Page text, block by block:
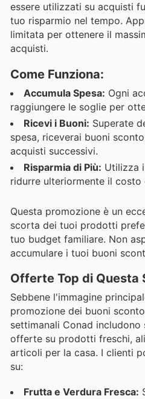
essere utilizzati su acquisti
tuo risparmio nel tempo.
limitata per ottenere il
acquisti.
Come Funziona:
Accumula Spesa: Ogni
raggiungere le soglie per
Ricevi i Buoni: Superate
spesa, riceverai buoni
acquisti successivi.
Risparmia di Più: Utilizza
ridurre ulteriormente il costo
Questa promozione è un
scorta dei tuoi prodotti
tuo budget familiare. Non
accumulare i tuoi buoni
Offerte Top di Questa
Sebbene l'immagine
promozione dei buoni
settimanali Conad includono
offerte su prodotti freschi,
articoli per la casa. I clienti
su:
Frutta e Verdura Fresca: